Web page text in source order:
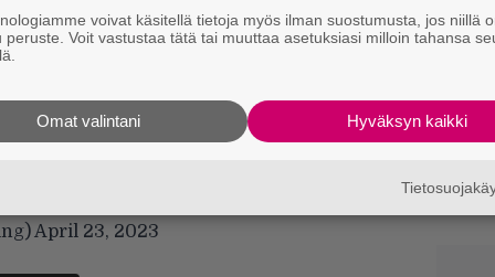
April 23, 2023
voivat käsitellä tietoja myös ilman suostumusta, jos niillä
peruste. Voit vastustaa tätä tai muuttaa asetuksiasi milloin tahansa
Hyväksyn kaikki
Omat valintani